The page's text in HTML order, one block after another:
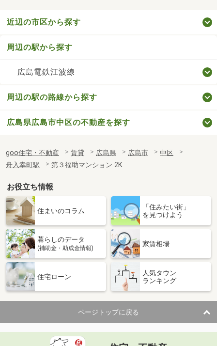
近辺の市区から探す
周辺の駅から探す
広島電鉄江波線
周辺の駅の路線から探す
広島県広島市中区の不動産を探す
goo住宅・不動産 賃貸 広島県 広島市
中区
舟入幸町駅
第３福助マンション 2K
お役立ち情報
住まいのコラム
「住みたい街」
を見つけよう
暮らしのデータ
(補助金・助成金情報)
家賃相場
住宅ローン
人気タウン
ランキング
ページトップに戻る